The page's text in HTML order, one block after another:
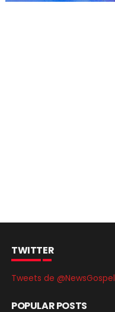
TWITTER
Tweets de @NewsGospel
POPULAR POSTS